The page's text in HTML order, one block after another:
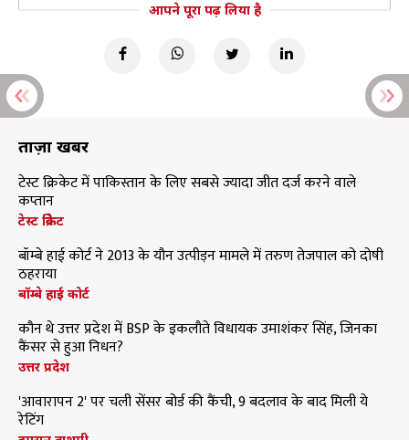
आपने पूरा पढ़ लिया है
ताज़ा खबरें
टेस्ट क्रिकेट में पाकिस्तान के लिए सबसे ज्यादा जीत दर्ज करने वाले
कप्तान
टेस्ट क्रिकेट
बॉम्बे हाई कोर्ट ने 2013 के यौन उत्पीड़न मामले में तरुण तेजपाल को दोषी
ठहराया
बॉम्बे हाई कोर्ट
कौन थे उत्तर प्रदेश में BSP के इकलौते विधायक उमाशंकर सिंह, जिनका
कैंसर से हुआ निधन?
उत्तर प्रदेश
'आवारापन 2' पर चली सेंसर बोर्ड की कैंची, 9 बदलाव के बाद मिली ये
रेटिंग